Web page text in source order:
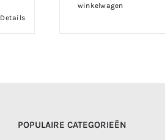
Details
winkelwagen
POPULAIRE CATEGORIEËN